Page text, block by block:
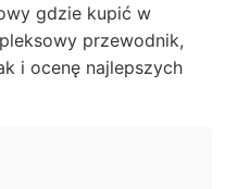
gdzie kupić w
przewodnik,
i ocenę najlepszych